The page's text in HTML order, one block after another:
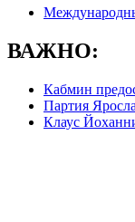
ВАЖНО:
Кабмин
Партия
Клаус